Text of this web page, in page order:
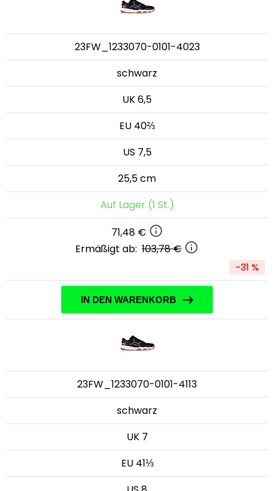
23FW_1233070-0101-4023
schwarz
UK 6,5
EU 40⅔
US 7,5
25,5 cm
Auf Lager (1 St.)
71,48 €
Ermäßigt ab: 103,78 €
-31 %
IN DEN WARENKORB
23FW_1233070-0101-4113
schwarz
UK 7
EU 41⅓